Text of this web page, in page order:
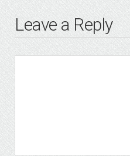
Leave a Reply